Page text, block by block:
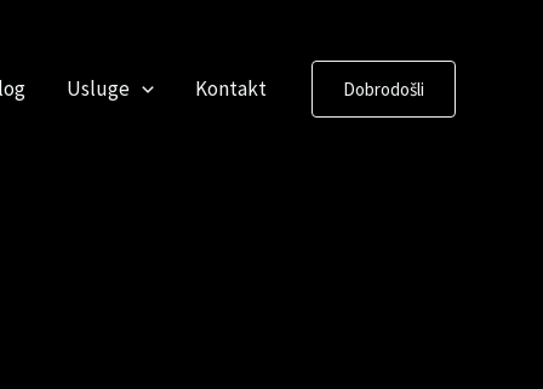
Usluge Kontakt Dobrodošli